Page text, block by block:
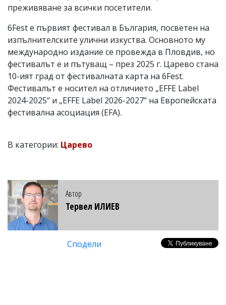
преживяване за всички посетители.
6Fest е първият фестивал в България, посветен на
изпълнителските улични изкуства. Основното му
международно издание се провежда в Пловдив, но
фестивалът е и пътуващ – през 2025 г. Царево стана
10-ият град от фестивалната карта на 6Fest.
Фестивалът е носител на отличието „EFFE Label
2024-2025“ и „EFFE Label 2026-2027“ на Европейската
фестивална асоциация (EFA).
В категории: Царево
Автор
Тервел ИЛИЕВ
Сподели